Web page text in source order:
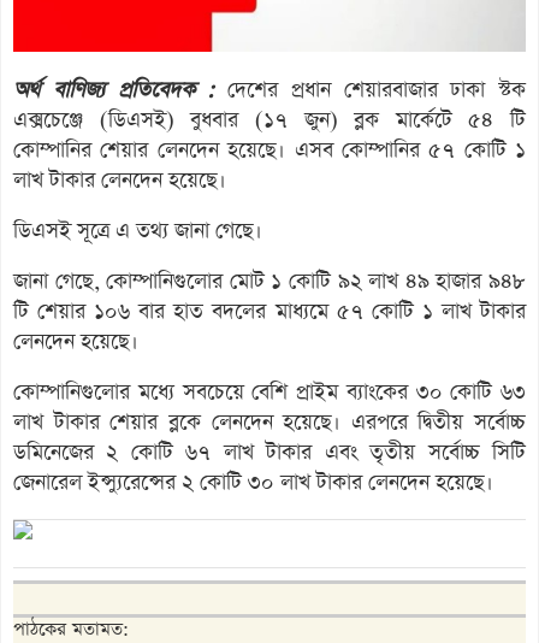
অর্থ বাণিজ্য প্রতিবেদক :দেশের প্রধান শেয়ারবাজার ঢাকা স্টক
এক্সচেঞ্জে (ডিএসই) বুধবার (১৭ জুন) ব্লক মার্কেটে ৫৪ টি
কোম্পানির শেয়ার লেনদেন হয়েছে। এসব কোম্পানির ৫৭ কোটি ১
লাখ টাকার লেনদেন হয়েছে।
ডিএসই সূত্রে এ তথ্য জানা গেছে।
জানা গেছে, কোম্পানিগুলোর মোট ১ কোটি ৯২ লাখ ৪৯ হাজার ৯৪৮
টি শেয়ার ১০৬ বার হাত বদলের মাধ্যমে ৫৭ কোটি ১ লাখ টাকার
লেনদেন হয়েছে।
কোম্পানিগুলোর মধ্যে সবচেয়ে বেশি প্রাইম ব্যাংকের ৩০ কোটি ৬৩
লাখ টাকার শেয়ার ব্লকে লেনদেন হয়েছে। এরপরে দ্বিতীয় সর্বোচ্চ
ডমিনেজের ২ কোটি ৬৭ লাখ টাকার এবং তৃতীয় সর্বোচ্চ সিটি
জেনারেল ইন্স্যুরেন্সের ২ কোটি ৩০ লাখ টাকার লেনদেন হয়েছে।
পাঠকের মতামত: